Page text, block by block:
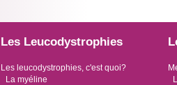
Les Leucodystrophies
Les leucodystrophies, c'est quoi?
La myéline